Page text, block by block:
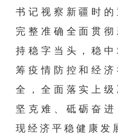
书记视察新疆时
完整准确全面贯
持稳字当头，稳
筹疫情防控和经
全，全面落实上
坚克难、砥砺奋
现经济平稳健康发